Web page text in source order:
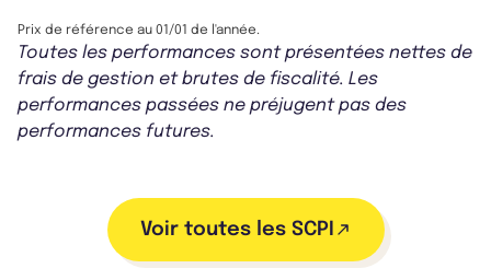
Prix de référence au 01/01 de l'année.
Toutes les performances sont présentées nettes de
frais de gestion et brutes de fiscalité. Les
performances passées ne préjugent pas des
performances futures.
Voir toutes les SCPI